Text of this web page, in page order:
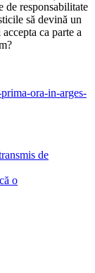
de responsabilitate
să devină un
ca parte a
ora-in-arges-
de
o